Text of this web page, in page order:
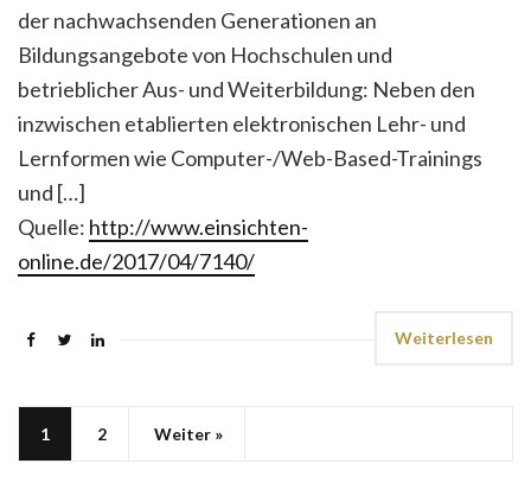
der nachwachsenden Generationen an
Bildungsangebote von Hochschulen und
betrieblicher Aus- und Weiterbildung: Neben den
inzwischen etablierten elektronischen Lehr- und
Lernformen wie Computer-/Web-Based-Trainings
und […]
Quelle: http://www.einsichten-
online.de/2017/04/7140/
Weiterlesen
1 2 Weiter »